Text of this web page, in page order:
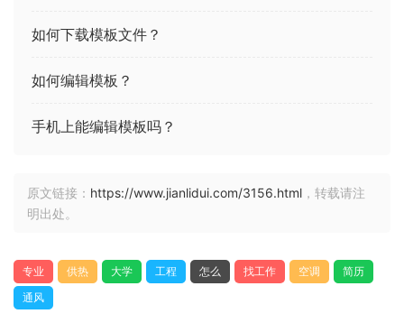
如何下载模板文件？
如何编辑模板？
手机上能编辑模板吗？
原文链接： https://www.jianlidui.com/3156.html ，转载请注
明出处。
专业 供热 大学 工程 怎么 找工作 空调
简历
通风